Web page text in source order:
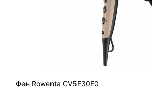
Фен Rowenta CV5E30E0